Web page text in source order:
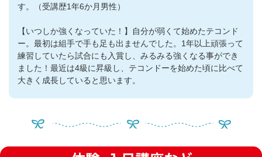
す。（受講歴1年6か月男性）
【いつしか強くなっていた！】自分が弱くて始めたテコンド
ー。最初は組手で手も足も出ませんでした。1年以上頑張って
練習していたら試合にも入賞し、みるみる強くなる事ができ
ました！最近は4級に昇級し、テコンドーを始めた頃に比べて
大きく成長していると思います。